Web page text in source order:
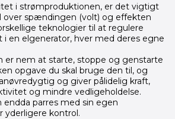
i strømproduktionen, er det vigtigt
over spændingen (volt) og effekten
teknologier til at regulere
en elgenerator, hver med deres egne
er nem at starte, stoppe og genstarte
opgave du skal bruge den til, og
og giver pålidelig kraft,
og mindre vedligeholdelse.
endda parres med sin egen
yderligere kontrol.